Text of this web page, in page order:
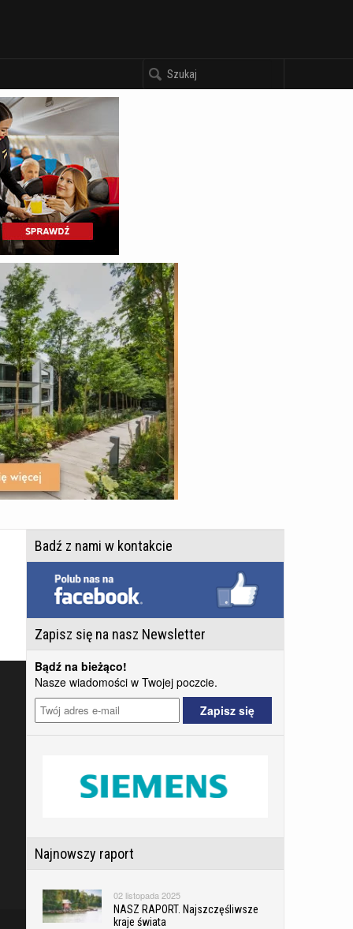
Badź z nami w kontakcie
Zapisz się na nasz Newsletter
Bądź na bieżąco!
Nasze wiadomości w Twojej poczcie.
Najnowszy raport
02 listopada 2025
NASZ RAPORT. Najszczęśliwsze
kraje świata